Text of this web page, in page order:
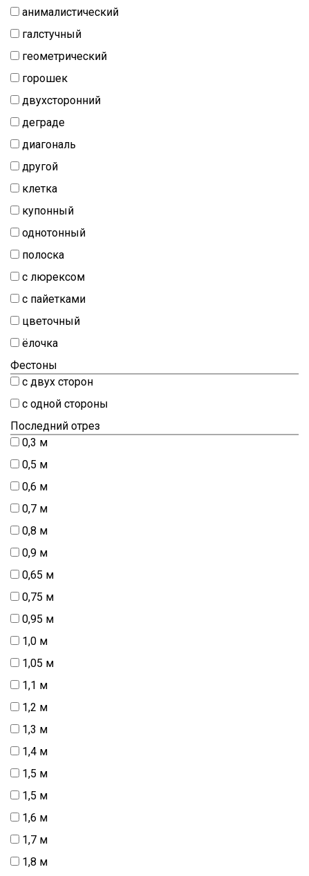
анималистический
галстучный
геометрический
горошек
двухсторонний
деграде
диагональ
другой
клетка
купонный
однотонный
полоска
с люрексом
с пайетками
цветочный
ёлочка
Фестоны
с двух сторон
с одной стороны
Последний отрез
0,3 м
0,5 м
0,6 м
0,7 м
0,8 м
0,9 м
0,65 м
0,75 м
0,95 м
1,0 м
1,05 м
1,1 м
1,2 м
1,3 м
1,4 м
1,5 м
1,5 м
1,6 м
1,7 м
1,8 м